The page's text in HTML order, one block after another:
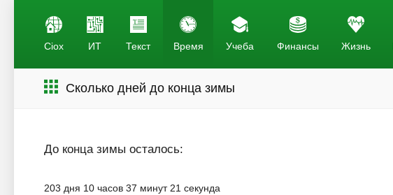
Ciox ИТ Текст Время Учеба Финансы Жизнь
Сколько дней до конца зимы
До конца зимы осталось:
203 дня 10 часов 37 минут 21 секунда